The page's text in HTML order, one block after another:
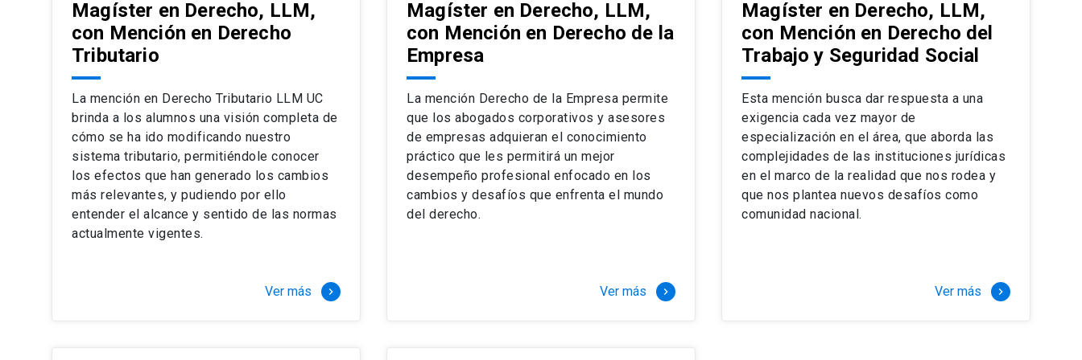
Magíster en Derecho, LLM,
con Mención en Derecho
Tributario
La mención en Derecho Tributario LLM UC
brinda a los alumnos una visión completa de
cómo se ha ido modificando nuestro
sistema tributario, permitiéndole conocer
los efectos que han generado los cambios
más relevantes, y pudiendo por ello
entender el alcance y sentido de las normas
actualmente vigentes.
Ver más keyboard_arrow_right
Magíster en Derecho, LLM,
con Mención en Derecho de la
Empresa
La mención Derecho de la Empresa permite
que los abogados corporativos y asesores
de empresas adquieran el conocimiento
práctico que les permitirá un mejor
desempeño profesional enfocado en los
cambios y desafíos que enfrenta el mundo
del derecho.
Ver más keyboard_arrow_right
Magíster en Derecho, LLM,
con Mención en Derecho del
Trabajo y Seguridad Social
Esta mención busca dar respuesta a una
exigencia cada vez mayor de
especialización en el área, que aborda las
complejidades de las instituciones jurídicas
en el marco de la realidad que nos rodea y
que nos plantea nuevos desafíos como
comunidad nacional.
Ver más keyboard_arrow_right